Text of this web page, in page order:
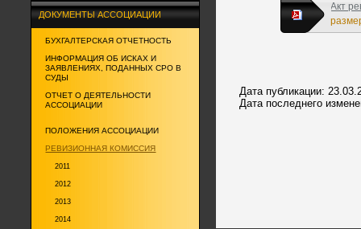
ДОКУМЕНТЫ АССОЦИАЦИИ
БУХГАЛТЕРСКАЯ ОТЧЕТНОСТЬ
ИНФОРМАЦИЯ ОБ ИСКАХ И
ЗАЯВЛЕНИЯХ, ПОДАННЫХ СРО В
СУДЫ
ОТЧЕТ О ДЕЯТЕЛЬНОСТИ
АССОЦИАЦИИ
ПОЛОЖЕНИЯ АССОЦИАЦИИ
РЕВИЗИОННАЯ КОМИССИЯ
2011
2012
2013
2014
Акт
АСО
Дата публикации:
Дата последнего